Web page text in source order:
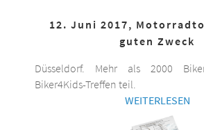
12. Juni 2017,
guten Zweck
Düsseldorf. Mehr als 2000
Biker4Kids-Treffen teil.
WEITERLESEN